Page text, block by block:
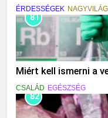
ÉRDESSÉGEK NAGYVILÁG
81
Miért kell ismerni a
CSALÁD EGÉSZSÉG
82